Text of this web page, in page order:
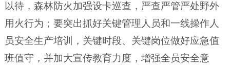
以待，森林防火加强设卡巡查，严查严管严处野外
用火行为；要突出抓好关键管理人员和一线操作人
员安全生产培训，关键时段、关键岗位做好应急值
班值守，并加大宣传教育力度，增强全员安全意